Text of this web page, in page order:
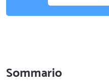
Sommario